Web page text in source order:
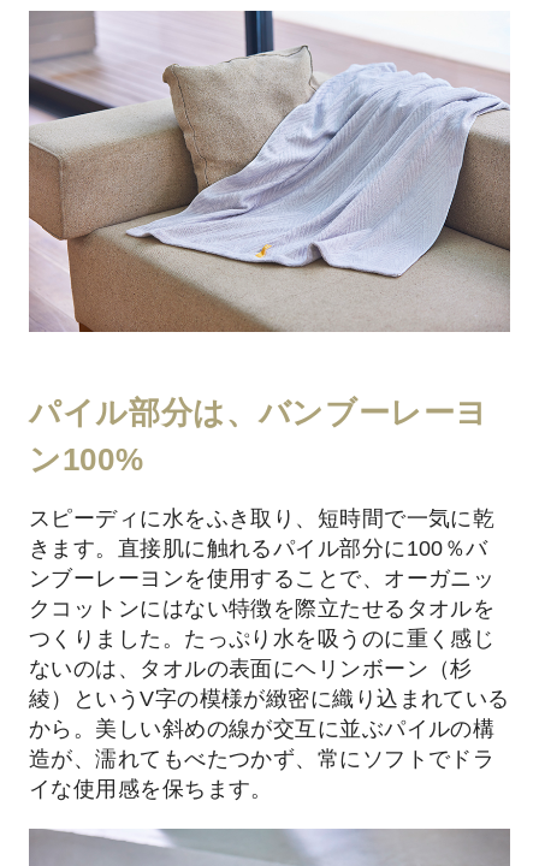
パイル部分は、バンブーレーヨ
ン100%
スピーディに水をふき取り、短時間で一気に乾
きます。直接肌に触れるパイル部分に100％バ
ンブーレーヨンを使用することで、オーガニッ
クコットンにはない特徴を際立たせるタオルを
つくりました。たっぷり水を吸うのに重く感じ
ないのは、タオルの表面にヘリンボーン（杉
綾）というV字の模様が緻密に織り込まれている
から。美しい斜めの線が交互に並ぶパイルの構
造が、濡れてもべたつかず、常にソフトでドラ
イな使用感を保ちます。